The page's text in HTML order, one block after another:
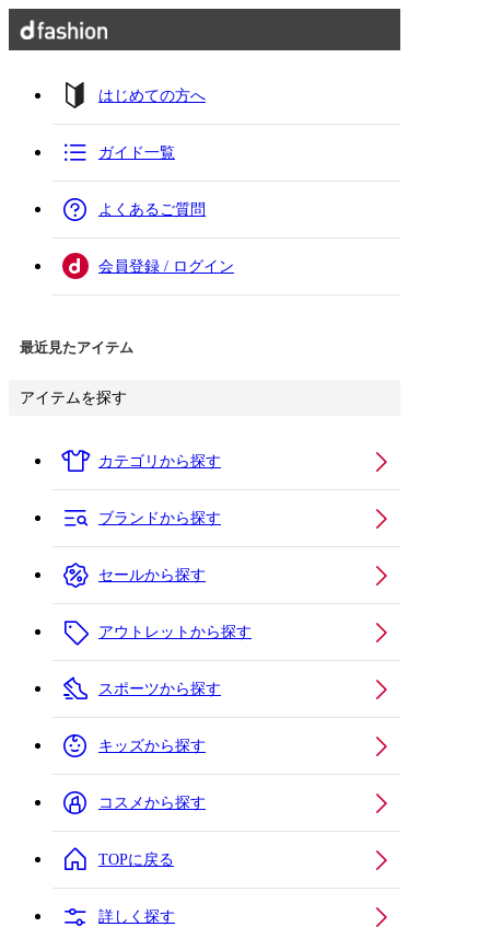
はじめての方へ
ガイド一覧
よくあるご質問
会員登録 / ログイン
最近見たアイテム
アイテムを探す
カテゴリから探す
ブランドから探す
セールから探す
アウトレットから探す
スポーツから探す
キッズから探す
コスメから探す
TOPに戻る
詳しく探す